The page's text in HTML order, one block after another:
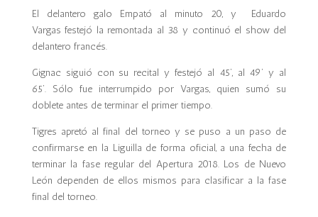
El delantero galo Empató al minuto 20, y Eduardo
Vargas festejó la remontada al 38 y continuó el show del
delantero francés.
Gignac siguió con su recital y festejó al 45’, al 49’ y al
65’. Sólo fue interrumpido por Vargas, quien sumó su
doblete antes de terminar el primer tiempo.
Tigres apretó al final del torneo y se puso a un paso de
confirmarse en la Liguilla de forma oficial, a una fecha de
terminar la fase regular del Apertura 2018. Los de Nuevo
León dependen de ellos mismos para clasificar a la fase
final del torneo.